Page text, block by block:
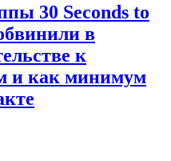
30 Seconds to
в
к
и как минимум